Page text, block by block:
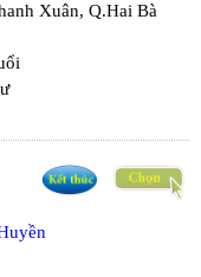
Xuân, Q.Hai Bà